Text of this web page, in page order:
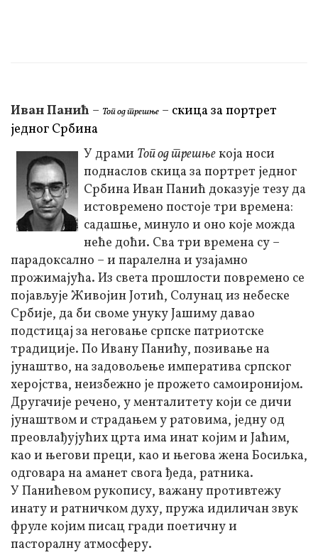
Иван Панић – Топ од трешње – скица за портрет
једног Србина
У драми Топ од трешњекоја носи
поднаслов скица за портрет једног
Србина Иван Панић доказује тезу да
истовремено постоје три времена:
садашње, минуло и оно које можда
неће доћи. Сва три времена су –
парадоксално – и паралелна и узајамно
прожимајућа. Из света прошлости повремено се
појављује Живојин Јотић, Солунац из небеске
Србије, да би своме унуку Јашиму давао
подстицај за неговање српске патриотске
традиције. По Ивану Панићу, позивање на
јунаштво, на задовољење императива српског
херојства, неизбежно је прожето самоиронијом.
Другачије речено, у менталитету који се дичи
јунаштвом и страдањем у ратовима, једну од
преовлађујућих црта има инат којим и Јаћим,
као и његови преци, као и његова жена Босиљка,
одговара на аманет свога ђеда, ратника.
У Панићевом рукопису, важану противтежу
инату и ратничком духу, пружа идиличан звук
фруле којим писац гради поетичну и
пасторалну атмосферу.